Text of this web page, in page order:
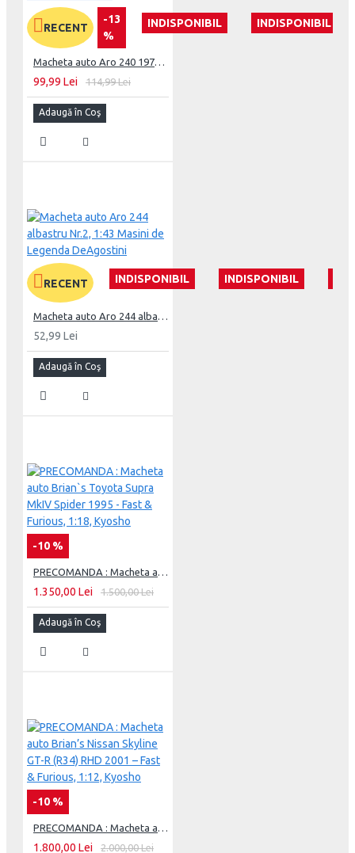
RECENT
-13
%
INDISPONIBIL INDISPONIBIL
99,99 Lei 114,99 Lei
Adaugă în Coş
RECENT INDISPONIBIL INDISPONIBIL
52,99 Lei
Adaugă în Coş
-10 %
1.350,00 Lei 1.500,00 Lei
Adaugă în Coş
-10 %
1.800,00 Lei 2.000,00 Lei